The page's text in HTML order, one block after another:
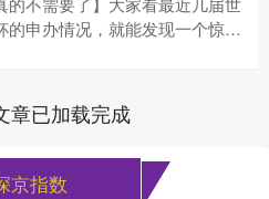
的申办情况，就能发现一个惊人
章已加载完成
京指数